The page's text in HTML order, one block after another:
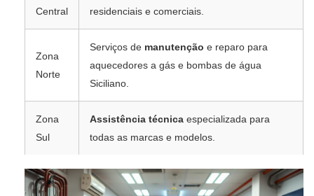
Central
residenciais e comerciais.
Zona
Norte
Serviços de manutenção e reparo para
aquecedores a gás e bombas de água
Siciliano.
Zona
Sul
Assistência técnica especializada para
todas as marcas e modelos.